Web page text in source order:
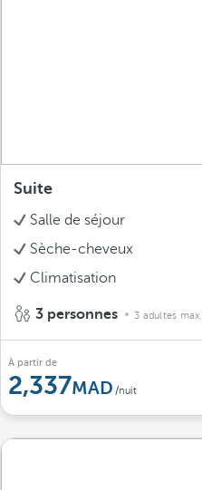
Suite
Salle de séjour
Sèche-cheveux
Climatisation
3 personnes 3 adultes max.
À partir de
2,337 /nuit